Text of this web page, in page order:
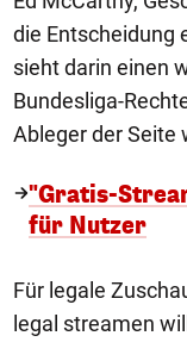
die Entscheidung
sieht darin einen
Bundesliga-
Ableger der Seite
"Gratis-
für Nutzer
Für legale
legal streamen